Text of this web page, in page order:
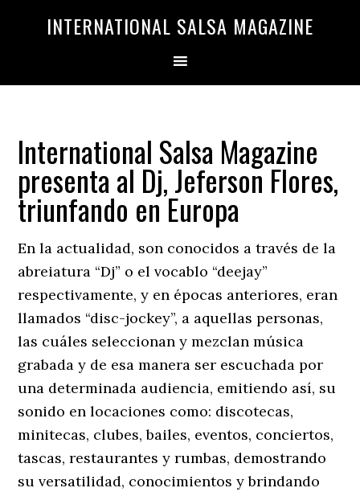
INTERNATIONAL SALSA MAGAZINE
International Salsa Magazine
presenta al Dj, Jeferson Flores,
triunfando en Europa
En la actualidad, son conocidos a través de la
abreiatura “Dj” o el vocablo “deejay”
respectivamente, y en épocas anteriores, eran
llamados “disc-jockey”, a aquellas personas,
las cuáles seleccionan y mezclan música
grabada y de esa manera ser escuchada por
una determinada audiencia, emitiendo así, su
sonido en locaciones como: discotecas,
minitecas, clubes, bailes, eventos, conciertos,
tascas, restaurantes y rumbas, demostrando
su versatilidad, conocimientos y brindando